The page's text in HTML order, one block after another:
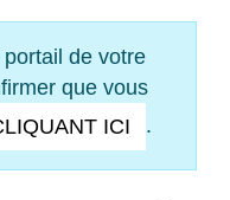
de votre
que vous
ICI .